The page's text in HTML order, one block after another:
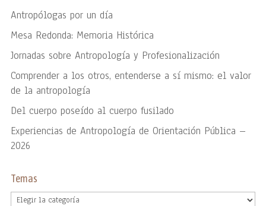
Antropólogas por un día
Mesa Redonda: Memoria Histórica
Jornadas sobre Antropología y Profesionalización
Comprender a los otros, entenderse a sí mismo: el valor
de la antropología
Del cuerpo poseído al cuerpo fusilado
Experiencias de Antropología de Orientación Pública –
2026
Temas
Temas